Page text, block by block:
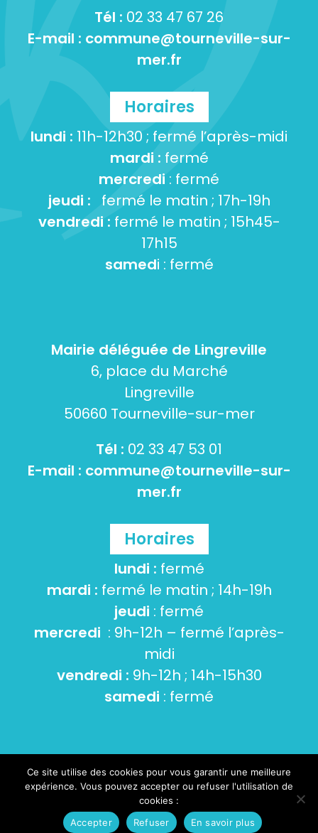
Tél : 02 33 47 67 26
E-mail : commune@tourneville-sur-
mer.fr
Horaires
lundi : 11h-12h30 ; fermé l’après-midi
mardi : fermé
mercredi : fermé
jeudi : fermé le matin ; 17h-19h
vendredi : fermé le matin ; 15h45-
17h15
samedi : fermé
Mairie déléguée de Lingreville
6, place du Marché
Lingreville
50660 Tourneville-sur-mer
Tél : 02 33 47 53 01
E-mail : commune@tourneville-sur-
mer.fr
Horaires
lundi : fermé
mardi : fermé le matin ; 14h-19h
jeudi : fermé
mercredi : 9h-12h – fermé l’après-
midi
vendredi : 9h-12h ; 14h-15h30
samedi : fermé
© 2026 Tourneville-sur-mer - Mentions Légales-
Cookies et données personnelles
Nicolas Evariste Communication
Ce site utilise des cookies pour vous garantir une meilleure
expérience. Vous pouvez accepter ou refuser l'utilisation de
cookies :
Accepter
Refuser En savoir plus